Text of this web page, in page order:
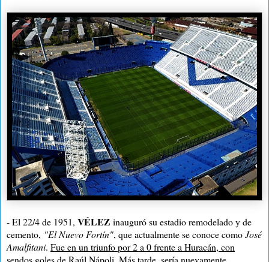
- El 22/4 de 1951, VÉLEZ inauguró su estadio remodelado y de
cemento, "El Nuevo Fortín", que actualmente se conoce comoJosé
Amalfitani. Fue en un triunfo por 2 a 0 frente a Huracán, con
sendos goles de Raúl Nápoli. Más tarde, sería nuevamente